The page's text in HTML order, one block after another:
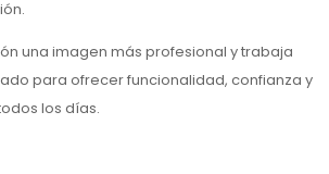
una imagen más profesional y trabaja
para ofrecer funcionalidad, confianza y
los días.